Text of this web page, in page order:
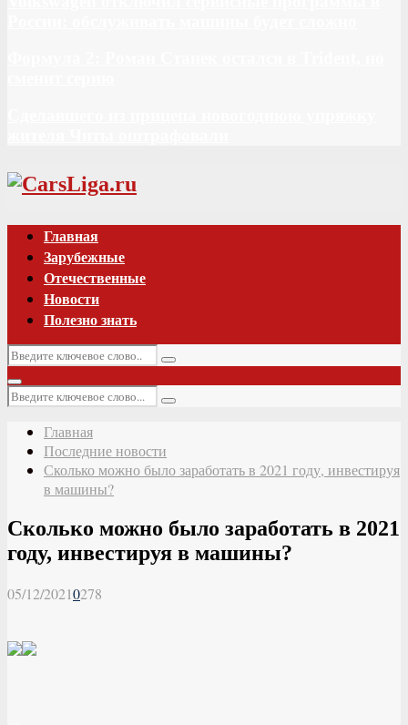
Vk
Главная
Зарубежные
Отечественные
Новости
Полезно знать
Искать:
Поиск
Основное
меню
Искать:
Поиск
Главная
Последние новости
Сколько можно было заработать в 2021 году, инвестируя
в машины?
Сколько можно было заработать в 2021
году, инвестируя в машины?
05/12/20210278